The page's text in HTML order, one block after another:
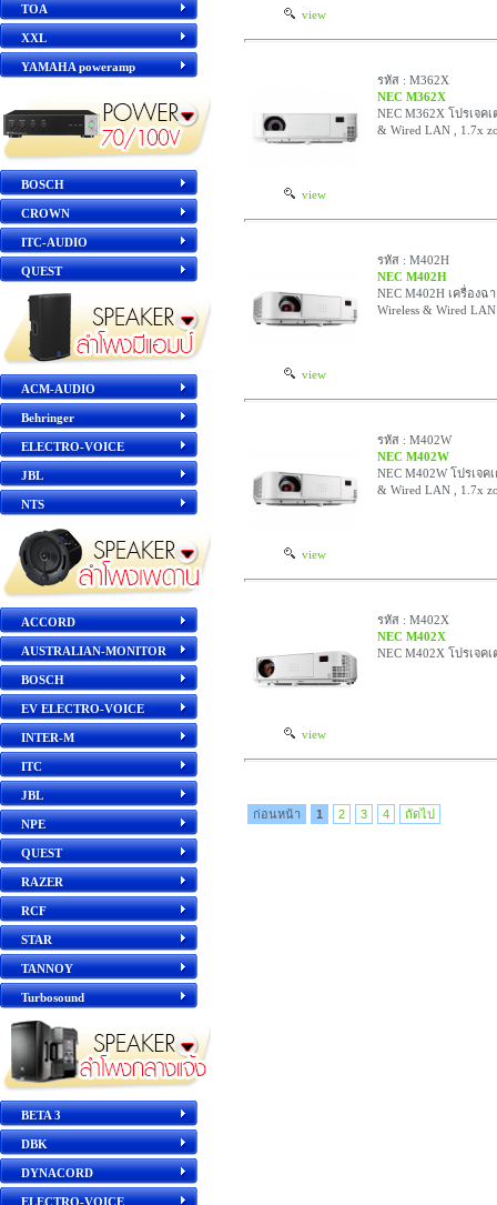
TOA
XXL
YAMAHA poweramp
BOSCH
CROWN
ITC-AUDIO
QUEST
ACM-AUDIO
Behringer
ELECTRO-VOICE
JBL
NTS
ACCORD
AUSTRALIAN-MONITOR
BOSCH
EV ELECTRO-VOICE
INTER-M
ITC
JBL
NPE
QUEST
RAZER
RCF
STAR
TANNOY
Turbosound
BETA 3
DBK
DYNACORD
ELECTRO-VOICE
view
view
รหัส : M362X
NEC M362X
NEC M362X โปรเจคเ
& Wired LAN , 1.7x
view
รหัส : M402H
NEC M402H
NEC M402H เครื่องฉ
Wireless & Wired
view
รหัส : M402W
NEC M402W
NEC M402W โปรเจค
& Wired LAN , 1.7x
view
รหัส : M402X
NEC M402X
NEC M402X โปรเจค
ก่อนหน้า 1 2 3 4 ถัดไป